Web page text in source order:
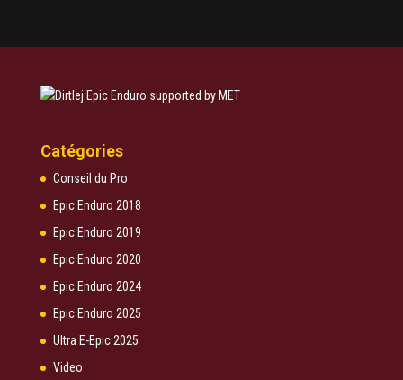
Catégories
Conseil du Pro
Epic Enduro 2018
Epic Enduro 2019
Epic Enduro 2020
Epic Enduro 2024
Epic Enduro 2025
Ultra E-Epic 2025
Video